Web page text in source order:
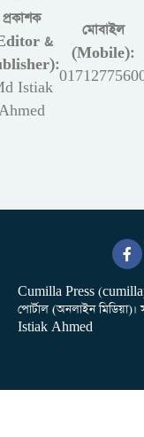
প্রকাশক
&
Istiak
মোবাইল
(Mobile):
Cumilla Press
পোর্টাল (অনলাইন
Istiak Ahmed